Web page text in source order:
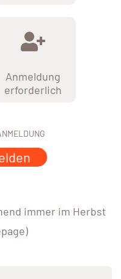
Anmeldung
erforderlich
immer im Herbst